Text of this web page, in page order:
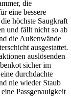
die
eine bessere
höchste Saugkraft
und fällt nicht so ab
die Außenwände
ausgestattet.
auslösenden
sicher im
durchdachte
nie wieder Staub
Passgenauigkeit